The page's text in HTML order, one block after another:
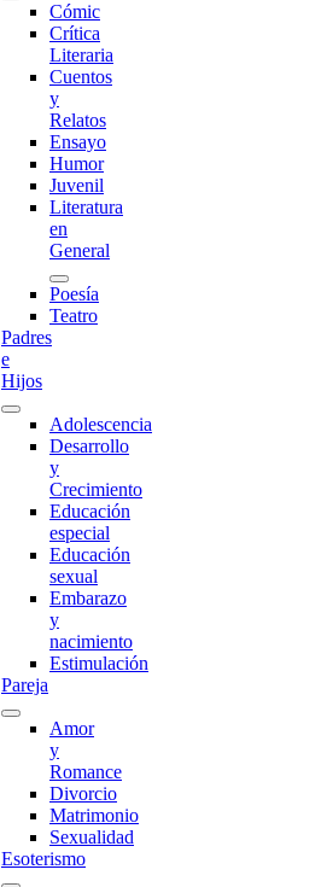
Cómic
Crítica
Literaria
Cuentos
y
Relatos
Ensayo
Humor
Juvenil
Literatura
en
General
Poesía
Teatro
Padres
e
Hijos
Adolescencia
Desarrollo
y
Crecimiento
Educación
especial
Educación
sexual
Embarazo
y
nacimiento
Estimulación
Pareja
Amor
y
Romance
Divorcio
Matrimonio
Sexualidad
Esoterismo